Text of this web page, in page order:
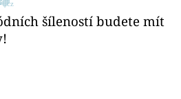
šíleností budete mít